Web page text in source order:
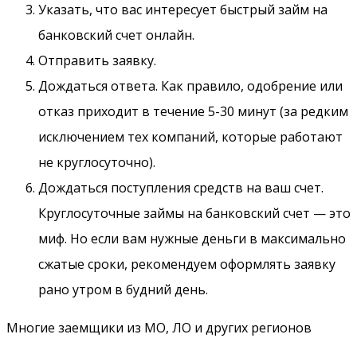
Указать, что вас интересует быстрый займ на
банковский счет онлайн.
Отправить заявку.
Дождаться ответа. Как правило, одобрение или
отказ приходит в течение 5-30 минут (за редким
исключением тех компаний, которые работают
не круглосуточно).
Дождаться поступления средств на ваш счет.
Круглосуточные займы на банковский счет — это
миф. Но если вам нужные деньги в максимально
сжатые сроки, рекомендуем оформлять заявку
рано утром в будний день.
Многие заемщики из МО, ЛО и других регионов